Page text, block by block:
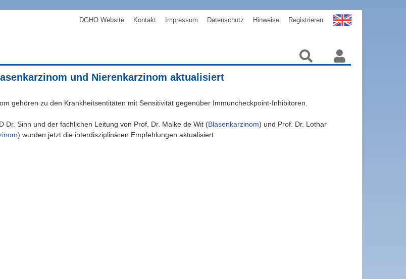
DGHO Website Kontakt Impressum Datenschutz Hinweise Registrieren
und Nierenkarzinom aktualisiert
gehören zu den Krankheitsentitäten mit Sensitivität gegenüber Immuncheckpoint-Inhibitoren.
Dr. Sinn und der fachlichen Leitung von Prof. Dr. Maike de Wit (Blasenkarzinom) und Prof. Dr. Lothar
) wurden jetzt die interdisziplinären Empfehlungen aktualisiert.